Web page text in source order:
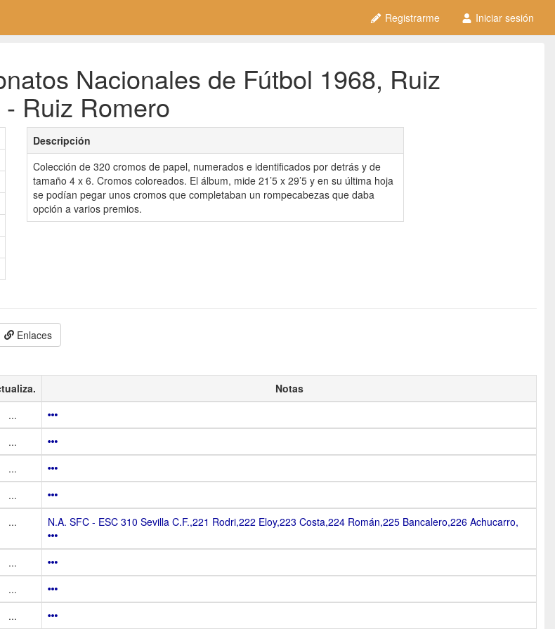
Registrarme Iniciar sesión
Nacionales de Fútbol 1968, Ruiz
Ruiz Romero
Descripción
Colección de 320 cromos de papel, numerados e identificados por detrás y de
tamaño 4 x 6. Cromos coloreados. El álbum, mide 21’5 x 29’5 y en su última hoja
se podían pegar unos cromos que completaban un rompecabezas que daba
opción a varios premios.
Enlaces
Notas
...
...
...
...
... N.A. SFC - ESC 310 Sevilla C.F.,221 Rodri,222 Eloy,223 Costa,224 Román,225 Bancalero,226 Achucarro,
...
...
...